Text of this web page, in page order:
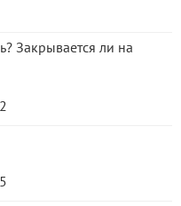
Закрывается ли на